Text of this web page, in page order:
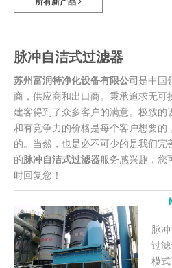
脉冲自洁式过滤器
苏州富润特净化设备有限公司 是中国
商，供应商和出口商。秉承追求无可
建客得到了众多客户的满意。极致的
和有竞争力的价格是每个客户想要的
的。当然，也是必不可少的是我们完
的 脉冲自洁式过滤器服务感兴趣，您
时回复您！
脉
过
模